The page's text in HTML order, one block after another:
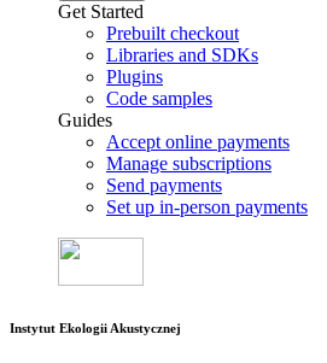
Get Started
Prebuilt checkout
Libraries and SDKs
Plugins
Code samples
Guides
Accept online payments
Manage subscriptions
Send payments
Set up in-person payments
Instytut Ekologii Akustycznej